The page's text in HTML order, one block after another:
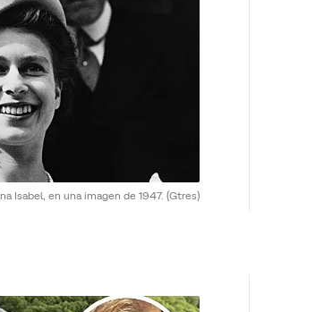
Isabel, en una imagen de 1947. (Gtres)